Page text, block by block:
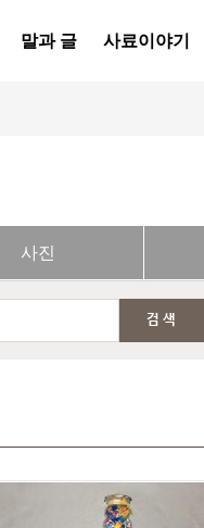
말과 글 사료이야기
사진
검색